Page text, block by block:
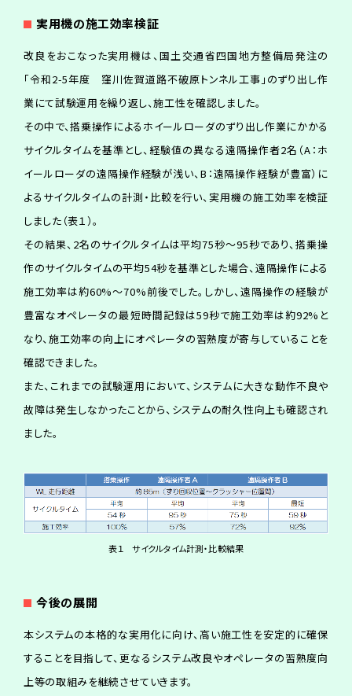
実用機の施工効率検証
改良をおこなった実用機は、国土交通省四国地方整備局発注の
「令和2-5年度 窪川佐賀道路不破原トンネル工事」のずり出し作
業にて試験運用を繰り返し、施工性を確認しました。
その中で、搭乗操作によるホイールローダのずり出し作業にかかる
サイクルタイムを基準とし、経験値の異なる遠隔操作者2名（A：ホ
イールローダの遠隔操作経験が浅い、B：遠隔操作経験が豊富）に
よるサイクルタイムの計測・比較を行い、実用機の施工効率を検証
しました（表１）。
その結果、2名のサイクルタイムは平均75秒～95秒であり、搭乗操
作のサイクルタイムの平均54秒を基準とした場合、遠隔操作による
施工効率は約60%～70%前後でした。しかし、遠隔操作の経験が
豊富なオペレータの最短時間記録は59秒で施工効率は約92%と
なり、施工効率の向上にオペレータの習熟度が寄与していることを
確認できました。
また、これまでの試験運用において、システムに大きな動作不良や
故障は発生しなかったことから、システムの耐久性向上も確認され
ました。
表１ サイクルタイム計測・比較結果
今後の展開
本システムの本格的な実用化に向け、高い施工性を安定的に確保
することを目指して、更なるシステム改良やオペレータの習熟度向
上等の取組みを継続させていきます。